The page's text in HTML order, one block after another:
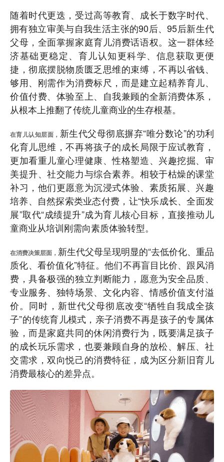
随着时代更迭，受过高等教育、成长于数字时代、
拥有独立审美与自我生活主张的90后、95后新生代
父母，全面掌握家庭育儿消费话语权。这一群体经
济基础更稳定、育儿认知更科学、信息获取更便
捷，彻底摆脱物质匮乏思维的束缚，不再以省钱、
够用、刚需作为消费标尺，而是建立起精养育儿、
价值付费、体验至上、自我兼顾的全新消费体系，
从根本上推翻了传统儿童商业的生存根基。
在育儿认知层面， 新生代父母彻底摒弃“唯分数论”的功利
化育儿思维，不再将孩子的成长局限于应试教育，
更加看重儿童心理健康、性格塑造、兴趣挖掘、审
美提升、社交能力与综合素养。相较于枯燥的课堂
补习，他们更愿意为沉浸式体验、素质拓展、兴趣
培养、自然探索类业态付费，让“快乐成长、全面发
展”取代“成绩提升”成为育儿核心目标，直接推动儿
童商业从培训刚需向素质体验转型。
在消费决策层面， 新生代父母呈现明显的“去低价化、重品
质化、看价值化”特征。他们不再盲目比价、跟风消
费，具备极强的独立判断能力，愿意为安全品质、
专业服务、独特场景、文化内容、情感价值支付溢
价。同时，新世代父母彻底改变“牺牲自我成全孩
子”的传统育儿模式，亲子消费不再是孩子的专属体
验，而是家庭共同的休闲消费行为，既要满足孩子
的成长玩乐需求，也要兼顾自身的放松、解压、社
交需求，双向悦己的消费特征，成为区分新旧育儿
消费最核心的差异点。